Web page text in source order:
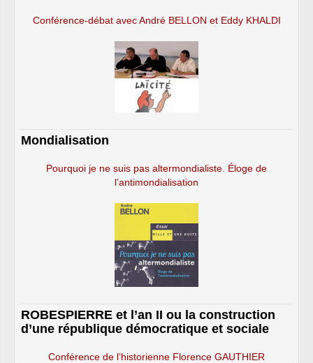
Conférence-débat avec André BELLON et Eddy KHALDI
Mondialisation
Pourquoi je ne suis pas altermondialiste. Éloge de
l’antimondialisation
ROBESPIERRE et l’an II ou la construction
d’une république démocratique et sociale
Conférence de l’historienne Florence GAUTHIER